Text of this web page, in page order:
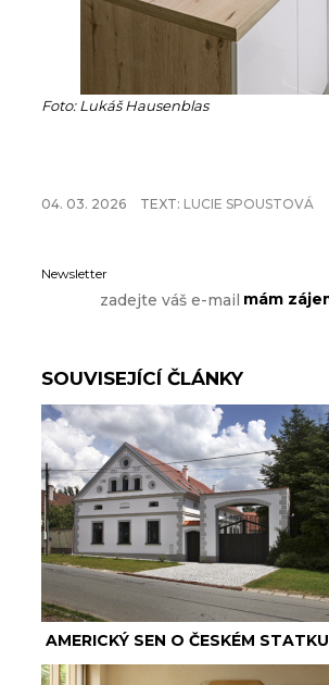
Foto: Lukáš Hausenblas
04. 03. 2026 TEXT: LUCIE SPOUSTOVÁ
Newsletter
SOUVISEJÍCÍ ČLÁNKY
AMERICKÝ SEN O ČESKÉM STATKU